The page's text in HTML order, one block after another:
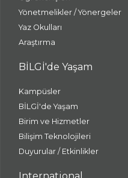
Yönetmelikler / Yönergeler
Yaz Okulları
Araştırma
BİLGİ'de Yaşam
Kampüsler
BİLGİ'de Yaşam
Birim ve Hizmetler
Bilişim Teknolojileri
Duyurular / Etkinlikler